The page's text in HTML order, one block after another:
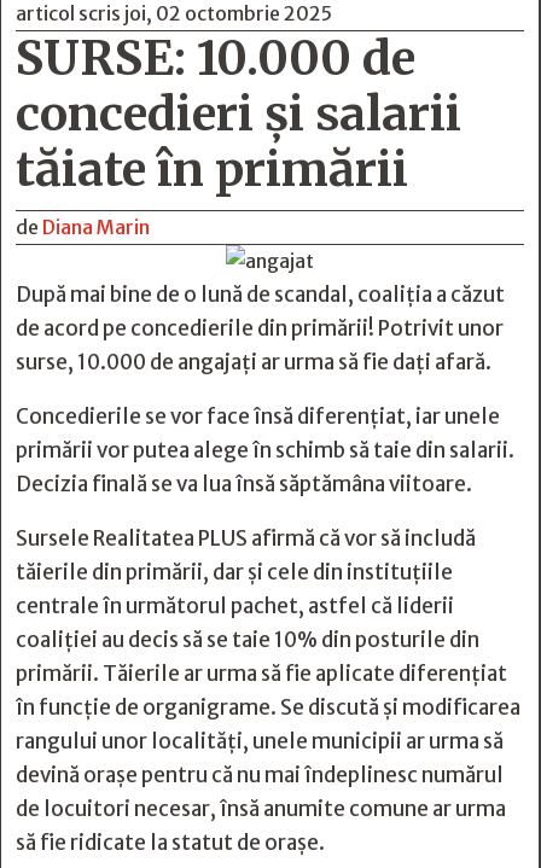
articol scris joi, 02 octombrie 2025
SURSE: 10.000 de
concedieri și salarii
tăiate în primării
de Diana Marin
După mai bine de o lună de scandal, coaliția a căzut
de acord pe concedierile din primării! Potrivit unor
surse, 10.000 de angajați ar urma să fie dați afară.
Concedierile se vor face însă diferențiat, iar unele
primării vor putea alege în schimb să taie din salarii.
Decizia finală se va lua însă săptămâna viitoare.
Sursele Realitatea PLUS afirmă că vor să includă
tăierile din primării, dar și cele din instituțiile
centrale în următorul pachet, astfel că liderii
coaliției au decis să se taie 10% din posturile din
primării. Tăierile ar urma să fie aplicate diferențiat
în funcție de organigrame. Se discută și modificarea
rangului unor localități, unele municipii ar urma să
devină orașe pentru că nu mai îndeplinesc numărul
de locuitori necesar, însă anumite comune ar urma
să fie ridicate la statut de orașe.